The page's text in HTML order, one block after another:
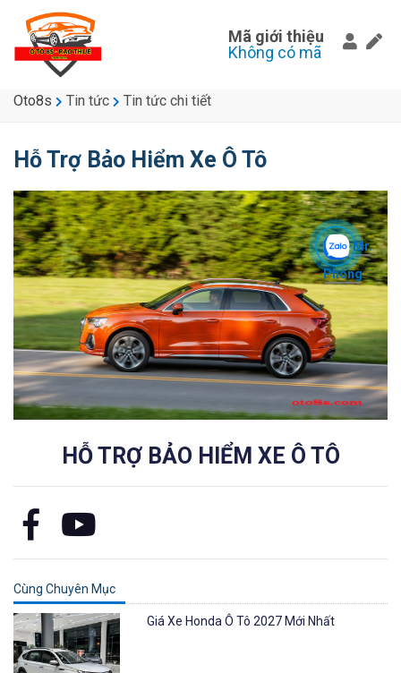
Mã giới thiệu
Không có mã
Oto8s Tin tức Tin tức chi tiết
Hỗ Trợ Bảo Hiểm Xe Ô Tô
HỖ TRỢ BẢO HIỂM XE Ô TÔ
Cùng Chuyên Mục
Giá Xe Honda Ô Tô 2027 Mới Nhất
Mr.
Phòng